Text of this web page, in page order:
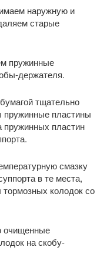
наружную и
старые
пружинные
держателя.
тщательно
пружинные пластины
пружинных пластин
смазку
в те места,
тормозных колодок со
очищенные
на скобу-